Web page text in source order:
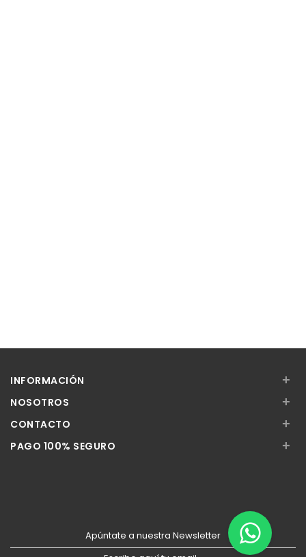
INFORMACIÓN +
NOSOTROS +
CONTACTO +
PAGO 100% SEGURO +
Apúntate a nuestra Newsletter